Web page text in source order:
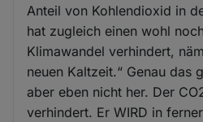
Anteil von Kohlendioxid in
hat zugleich einen wohl
Klimawandel verhindert,
neuen Kaltzeit.“ Genau das
aber eben nicht her. Der
verhindert. Er WIRD in